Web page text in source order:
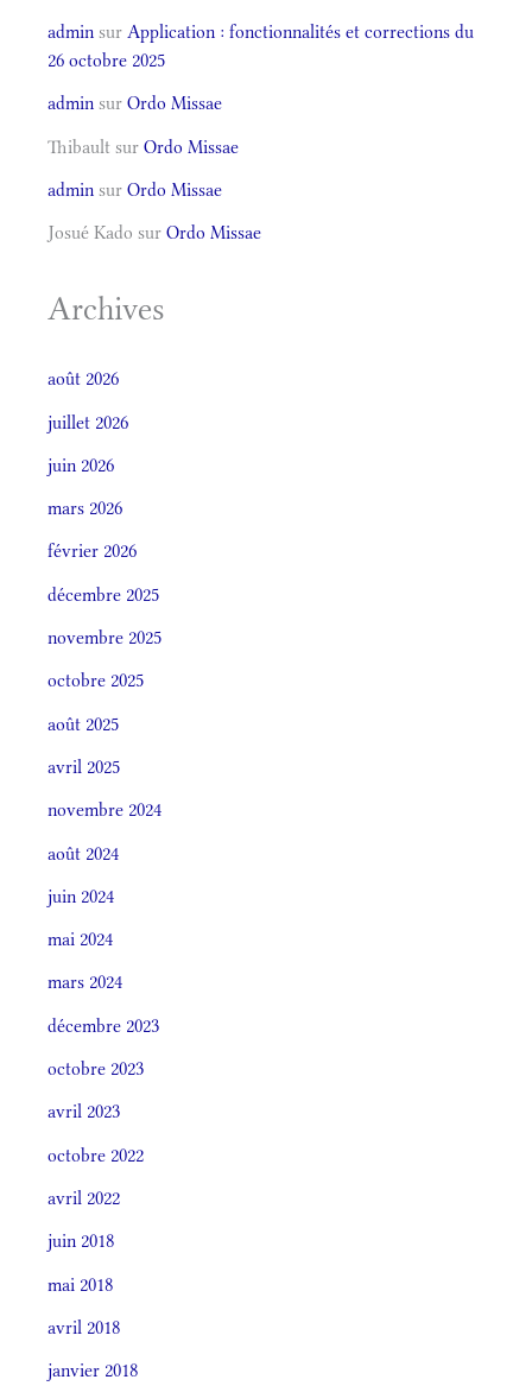
admin sur Application : fonctionnalités et corrections du
26 octobre 2025
admin sur Ordo Missae
Thibault sur Ordo Missae
admin sur Ordo Missae
Josué Kado sur Ordo Missae
Archives
août 2026
juillet 2026
juin 2026
mars 2026
février 2026
décembre 2025
novembre 2025
octobre 2025
août 2025
avril 2025
novembre 2024
août 2024
juin 2024
mai 2024
mars 2024
décembre 2023
octobre 2023
avril 2023
octobre 2022
avril 2022
juin 2018
mai 2018
avril 2018
janvier 2018